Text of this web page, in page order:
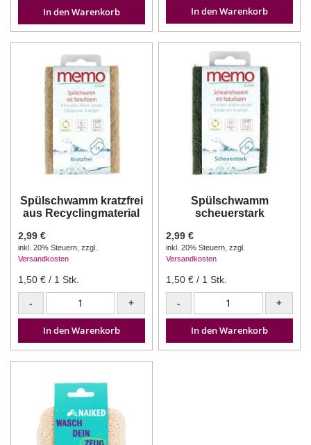
In den Warenkorb In den Warenkorb
Spülschwamm kratzfrei
aus Recyclingmaterial
2,99 €
inkl. 20% Steuern zzgl.
Versandkosten
1,50 € / 1 Stk.
- +
In den Warenkorb
Spülschwamm
scheuerstark
2,99 €
inkl. 20% Steuern ,zzgl.
Versandkosten
1,50 € / 1 Stk.
- +
In den Warenkorb